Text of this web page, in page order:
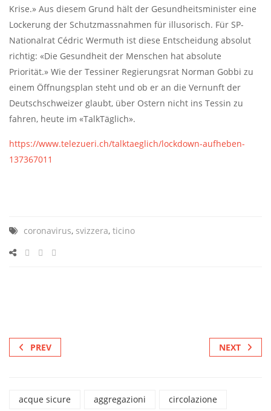
Krise.» Aus diesem Grund hält der Gesundheitsminister eine
Lockerung der Schutzmassnahmen für illusorisch. Für SP-
Nationalrat Cédric Wermuth ist diese Entscheidung absolut
richtig: «Die Gesundheit der Menschen hat absolute
Priorität.» Wie der Tessiner Regierungsrat Norman Gobbi zu
einem Öffnungsplan steht und ob er an die Vernunft der
Deutschschweizer glaubt, über Ostern nicht ins Tessin zu
fahren, heute im «TalkTäglich».
https://www.telezueri.ch/talktaeglich/lockdown-aufheben-
137367011
coronavirus, svizzera, ticino
PREV NEXT
acque sicure aggregazioni
circolazione